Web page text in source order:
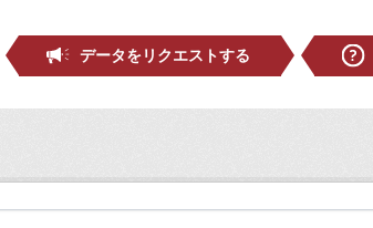
データをリクエストする